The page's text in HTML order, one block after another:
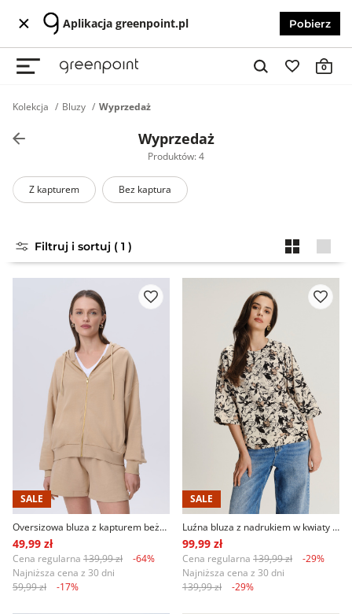
Aplikacja greenpoint.pl Pobierz
0
Kolekcja Bluzy Wyprzedaż
Wyprzedaż
Produktów: 4
Z kapturem Bez kaptura
Filtruj i sortuj ( 1 )
SALE
Oversizowa bluza z kapturem beżowa
49,99 zł
Cena regularna 139,99 zł
-64%
Najniższa cena z 30 dni
59,99 zł
-17%
SALE
Luźna bluza z nadrukiem w kwiaty i rękawem 3/4
99,99 zł
Cena regularna 139,99 zł
-29%
Najniższa cena z 30 dni
139,99 zł
-29%